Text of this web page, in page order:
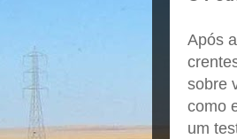
Após
sobre
como
um